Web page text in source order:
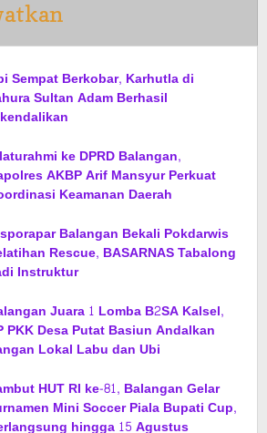
Sempat Berkobar, Karhutla di
Sultan Adam Berhasil
ke DPRD Balangan,
AKBP Arif Mansyur Perkuat
Keamanan Daerah
Balangan Bekali Pokdarwis
Rescue, BASARNAS Tabalong
Instruktur
Juara 1 Lomba B2SA Kalsel,
PKK Desa Putat Basiun Andalkan
Lokal Labu dan Ubi
HUT RI ke-81, Balangan Gelar
Mini Soccer Piala Bupati Cup,
hingga 15 Agustus